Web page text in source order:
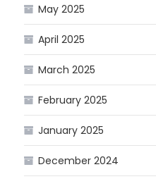
May 2025
April 2025
March 2025
February 2025
January 2025
December 2024